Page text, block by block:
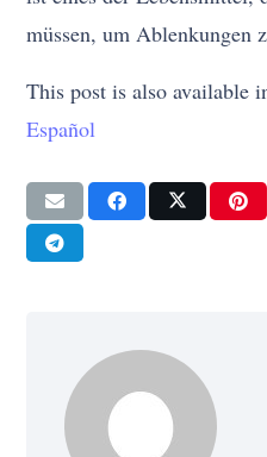
müssen, um Ablenkungen
This post is also available
Español